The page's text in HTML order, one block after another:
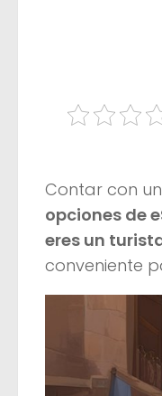
Contar con
opciones de
eres un
conveniente